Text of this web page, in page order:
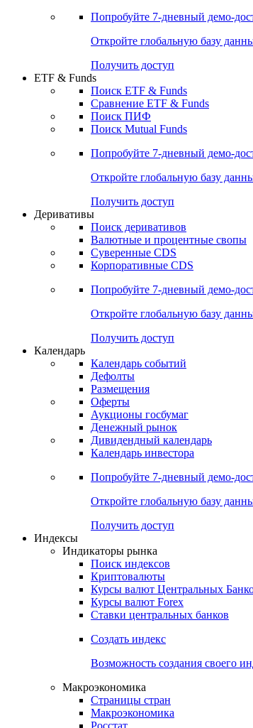
Попробуйте 7-дневный демо-
Откройте глобальную базу
Получить доступ
ETF & Funds
Поиск ETF & Funds
Сравнение ETF & Funds
Поиск ПИФ
Поиск Mutual Funds
Попробуйте 7-дневный демо-
Откройте глобальную базу
Получить доступ
Деривативы
Поиск деривативов
Валютные и процентные свопы
Суверенные CDS
Корпоративные CDS
Попробуйте 7-дневный демо-
Откройте глобальную базу
Получить доступ
Календарь
Календарь событий
Дефолты
Размещения
Оферты
Аукционы госбумаг
Денежный рынок
Дивидендный календарь
Календарь инвестора
Попробуйте 7-дневный демо-
Откройте глобальную базу
Получить доступ
Индексы
Индикаторы рынка
Поиск индексов
Криптовалюты
Курсы валют Центральных
Курсы валют Forex
Ставки центральных банков
Создать индекс
Возможность создания своего
Макроэкономика
Страницы стран
Макроэкономика